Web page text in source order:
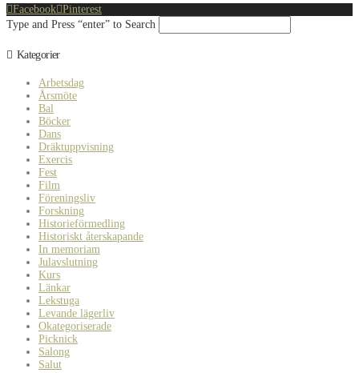
Facebook Pinterest
Type and Press “enter” to Search
Kategorier
Arbetsdag
Årsmöte
Bal
Böcker
Dans
Dräktuppvisning
Exercis
Fest
Film
Föreningsliv
Forskning
Historieförmedling
Historiskt återskapande
In memoriam
Julavslutning
Kurs
Länkar
Lekstuga
Levande lägerliv
Okategoriserade
Picknick
Salong
Salut